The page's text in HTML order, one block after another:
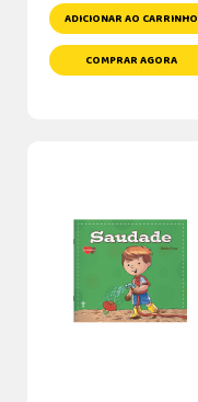
ADICIONAR AO CARRINHO
COMPRAR AGORA